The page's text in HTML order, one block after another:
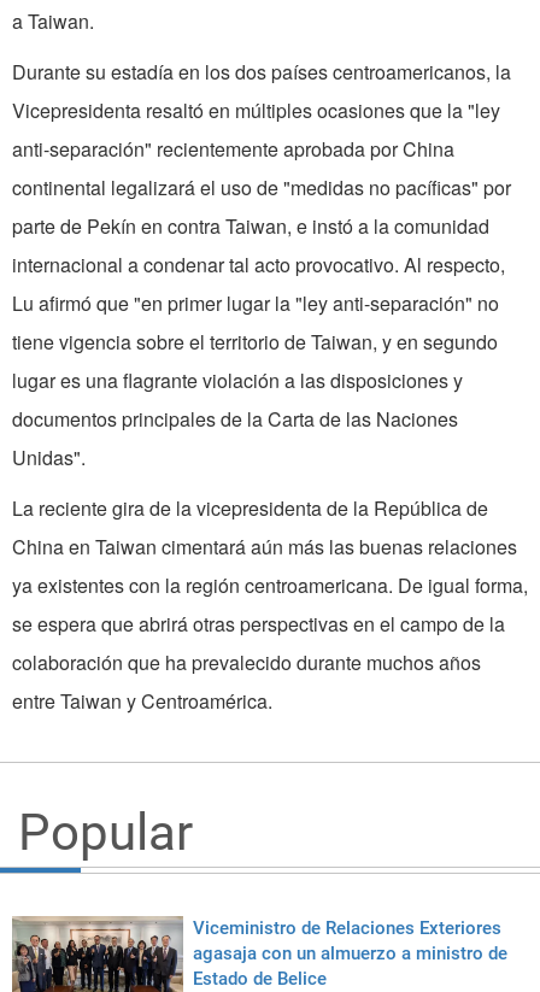
a Taiwan.
Durante su estadía en los dos países centroamericanos, la
Vicepresidenta resaltó en múltiples ocasiones que la "ley
anti-separación" recientemente aprobada por China
continental legalizará el uso de "medidas no pacíficas" por
parte de Pekín en contra Taiwan, e instó a la comunidad
internacional a condenar tal acto provocativo. Al respecto,
Lu afirmó que "en primer lugar la "ley anti-separación" no
tiene vigencia sobre el territorio de Taiwan, y en segundo
lugar es una flagrante violación a las disposiciones y
documentos principales de la Carta de las Naciones
Unidas".
La reciente gira de la vicepresidenta de la República de
China en Taiwan cimentará aún más las buenas relaciones
ya existentes con la región centroamericana. De igual forma,
se espera que abrirá otras perspectivas en el campo de la
colaboración que ha prevalecido durante muchos años
entre Taiwan y Centroamérica.
Popular
Viceministro de Relaciones Exteriores
agasaja con un almuerzo a ministro de
Estado de Belice